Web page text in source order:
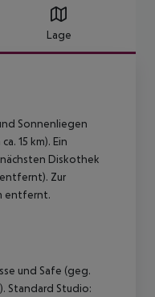
Lage
Sonnenliegen
15 km). Ein
nächsten Diskothek
Zur
entfernt.
und Safe (geg.
Standard Studio: